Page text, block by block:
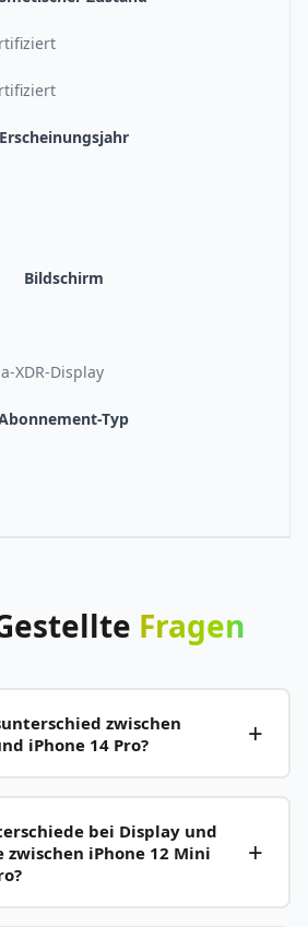
Erscheinungsjahr
Bildschirm
XDR-Display
Typ
Fragen
zwischen
iPhone 14 Pro?
bei Display und
iPhone 12 Mini